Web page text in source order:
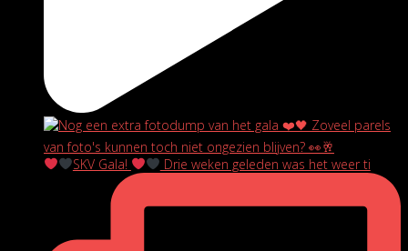
SKV Gala! Drie weken geleden was het weer ti